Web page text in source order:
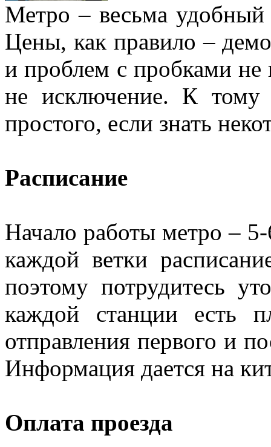
Метро – весьма удобный
Цены, как правило –
и проблем с пробками не
не исключение. К тому
простого, если знать
Расписание
Начало работы метро –
каждой ветки
поэтому потрудитесь
каждой станции есть
отправления первого и
Информация дается на
Оплата проезда